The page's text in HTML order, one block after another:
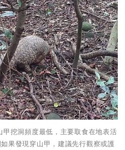
挖洞頻度最低，主要取食在地表活
果發現穿山甲，建議先行觀察或護